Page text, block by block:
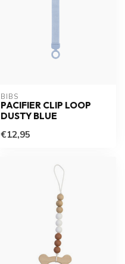
BIBS
PACIFIER CLIP LOOP
DUSTY BLUE
€12,95